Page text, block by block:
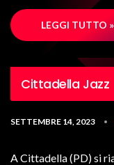
LEGGI TUTTO »
Cittadella Jazz
SETTEMBRE 14, 2023 •
A Cittadella (PD) si